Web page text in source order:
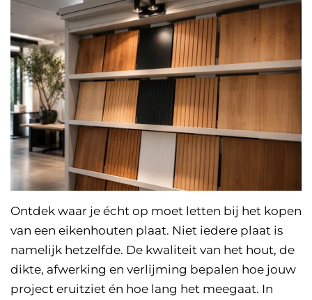
Ontdek waar je écht op moet letten bij het kopen
van een eikenhouten plaat. Niet iedere plaat is
namelijk hetzelfde. De kwaliteit van het hout, de
dikte, afwerking en verlijming bepalen hoe jouw
project eruitziet én hoe lang het meegaat. In